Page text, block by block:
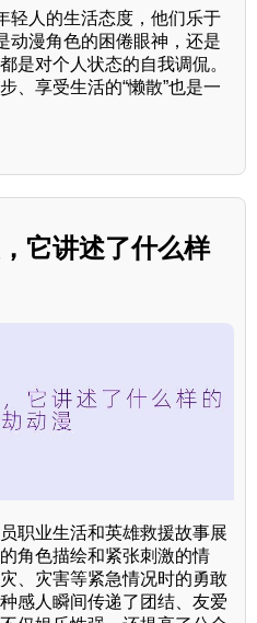
轻人的生活态度，他们乐于
动漫角色的困倦眼神，还是
是对个人状态的自我调侃。
、享受生活的“懒散”也是一
它讲述了什么样
职业生活和英雄救援故事展
角色描绘和紧张刺激的情
、灾害等紧急情况时的勇敢
感人瞬间传递了团结、友爱